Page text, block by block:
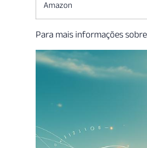
Amazon
Para mais informações